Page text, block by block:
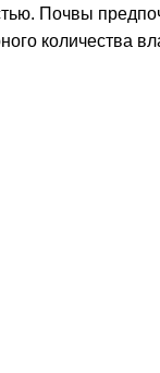
Почвы
количества